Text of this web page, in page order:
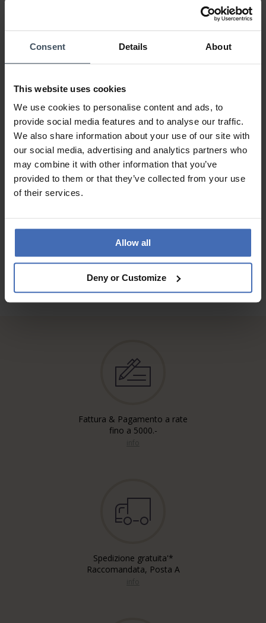
Consent Details About
This website uses cookies
We use cookies to personalise content and ads, to
provide social media features and to analyse our traffic.
We also share information about your use of our site with
our social media, advertising and analytics partners who
may combine it with other information that you’ve
provided to them or that they’ve collected from your use
of their services.
Allow all
Deny or Customize
Review by Sigi mercoledì, 5 aprile 2023
DESIGN
PREZZO-PRESTANZIONE
QUALITÀ
Tolle Uhr, schnelle Lieferung. wieder eine Bestellung wert!
DANKE
ALLE RECENSIONI
Fattura & Pagamento a rate
fino a 5000.-
Spedizione gratuita'*
Raccomandata, Posta A